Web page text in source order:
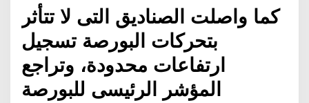
كما واصلت الصناديق التى لا تتأثر
بتحركات البورصة تسجيل
ارتفاعات محدودة، وتراجع
المؤشر الرئيسى للبورصة